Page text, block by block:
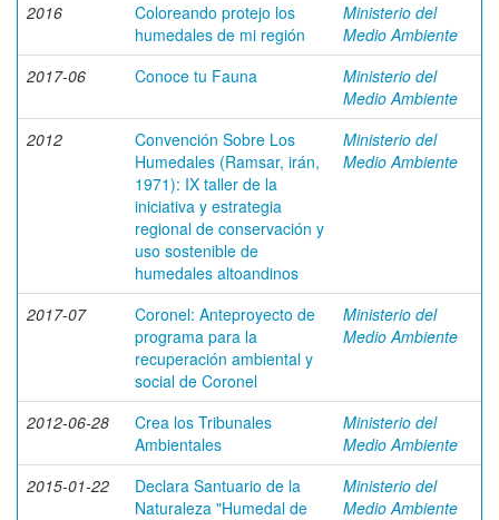
2016
Coloreando protejo los
humedales de mi región
Ministerio del
Medio Ambiente
2017-06
Conoce tu Fauna
Ministerio del
Medio Ambiente
2012
Convención Sobre Los
Humedales (Ramsar, irán,
1971): IX taller de la
iniciativa y estrategia
regional de conservación y
uso sostenible de
humedales altoandinos
Ministerio del
Medio Ambiente
2017-07
Coronel: Anteproyecto de
programa para la
recuperación ambiental y
social de Coronel
Ministerio del
Medio Ambiente
2012-06-28
Crea los Tribunales
Ambientales
Ministerio del
Medio Ambiente
2015-01-22
Declara Santuario de la
Naturaleza "Humedal de
Ministerio del
Medio Ambiente